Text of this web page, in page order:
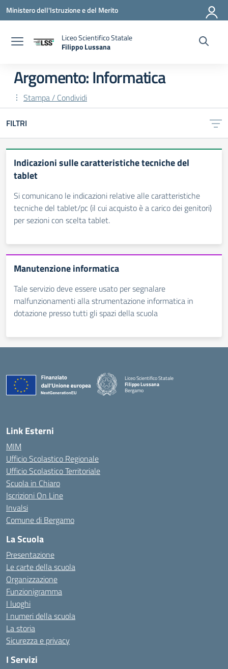
Vai ai contenuti
Vai al menu di navigazione
Vai al footer
Ministero dell'Istruzione e del Merito
Liceo Scientifico Statale
Filippo Lussana
Argomento: Informatica
Stampa / Condividi
FILTRI
Indicazioni sulle caratteristiche tecniche del
tablet
Si comunicano le indicazioni relative alle caratteristiche
tecniche del tablet/pc (il cui acquisto è a carico dei genitori)
per sezioni con scelta tablet.
Manutenzione informatica
Tale servizio deve essere usato per segnalare
malfunzionamenti alla strumentazione informatica in
dotazione presso tutti gli spazi della scuola
Liceo Scientifico Statale
Filippo Lussana
Bergamo
— Visita la pagina iniziale della scuola
Link Esterni
MIM
Ufficio Scolastico Regionale
Ufficio Scolastico Territoriale
Scuola in Chiaro
Iscrizioni On Line
Invalsi
Comune di Bergamo
La Scuola
Presentazione
Le carte della scuola
Organizzazione
Funzionigramma
I luoghi
I numeri della scuola
La storia
Sicurezza e privacy
I Servizi